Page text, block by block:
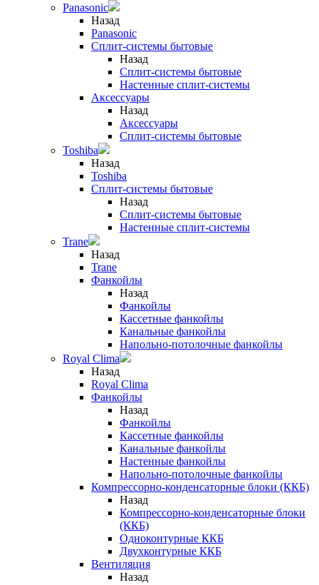
Panasonic
Назад
Panasonic
Сплит-системы бытовые
Назад
Сплит-системы бытовые
Настенные сплит-системы
Аксессуары
Назад
Аксессуары
Сплит-системы бытовые
Toshiba
Назад
Toshiba
Сплит-системы бытовые
Назад
Сплит-системы бытовые
Настенные сплит-системы
Trane
Назад
Trane
Фанкойлы
Назад
Фанкойлы
Кассетные фанкойлы
Канальные фанкойлы
Напольно-потолочные фанкойлы
Royal Clima
Назад
Royal Clima
Фанкойлы
Назад
Фанкойлы
Кассетные фанкойлы
Канальные фанкойлы
Настенные фанкойлы
Напольно-потолочные фанкойлы
Компрессорно-конденсаторные блоки (ККБ)
Назад
Компрессорно-конденсаторные блоки
(ККБ)
Одноконтурные ККБ
Двухконтурные ККБ
Вентиляция
Назад